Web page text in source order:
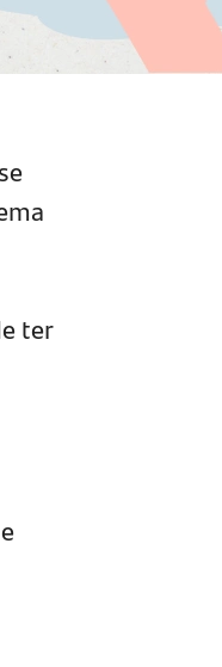
ter